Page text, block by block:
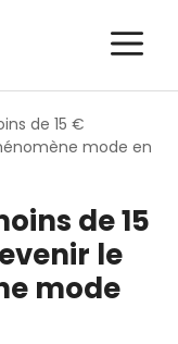
de 15 €
mode en
de 15
le
mode